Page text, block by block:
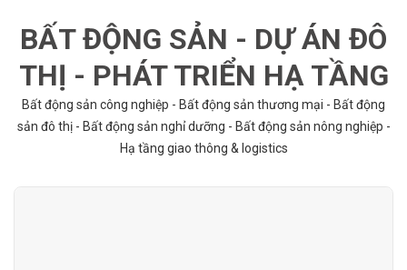
BẤT ĐỘNG SẢN - DỰ ÁN ĐÔ
THỊ - PHÁT TRIỂN HẠ TẦNG
Bất động sản công nghiệp - Bất động sản thương mại - Bất động
sản đô thị - Bất động sản nghỉ dưỡng - Bất động sản nông nghiệp -
Hạ tầng giao thông & logistics